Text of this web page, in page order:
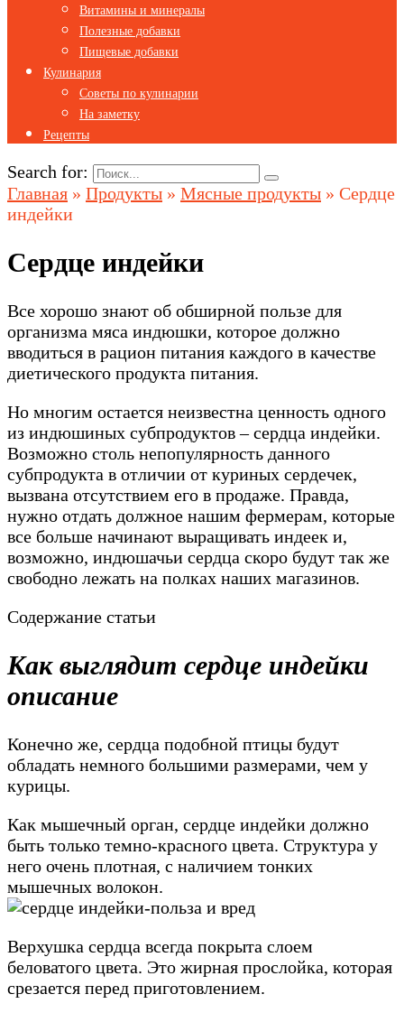
Витамины и минералы
Полезные добавки
Пищевые добавки
Кулинария
Советы по кулинарии
На заметку
Рецепты
Search for:
Главная » Продукты » Мясные продукты » Сердце
индейки
Сердце индейки
Все хорошо знают об обширной пользе для
организма мяса индюшки, которое должно
вводиться в рацион питания каждого в качестве
диетического продукта питания.
Но многим остается неизвестна ценность одного
из индюшиных субпродуктов – сердца индейки.
Возможно столь непопулярность данного
субпродукта в отличии от куриных сердечек,
вызвана отсутствием его в продаже. Правда,
нужно отдать должное нашим фермерам, которые
все больше начинают выращивать индеек и,
возможно, индюшачьи сердца скоро будут так же
свободно лежать на полках наших магазинов.
Содержание статьи
Как выглядит сердце индейки
описание
Конечно же, сердца подобной птицы будут
обладать немного большими размерами, чем у
курицы.
Как мышечный орган, сердце индейки должно
быть только темно-красного цвета. Структура у
него очень плотная, с наличием тонких
мышечных волокон.
Верхушка сердца всегда покрыта слоем
беловатого цвета. Это жирная прослойка, которая
срезается перед приготовлением.